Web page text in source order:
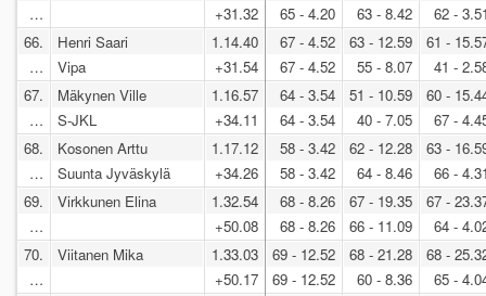
…
+31.32
65 - 4.20
63 - 8.42
62 -
66.
…
Henri Saari
Vipa
1.14.40
+31.54
67 - 4.52
67 - 4.52
63 - 12.59
55 - 8.07
61 -
41 -
67.
…
Mäkynen Ville
S-JKL
1.16.57
+34.11
64 - 3.54
64 - 3.54
51 - 10.59
40 - 7.05
60 -
67 -
68.
…
Kosonen Arttu
Suunta Jyväskylä
1.17.12
+34.26
58 - 3.42
58 - 3.42
62 - 12.28
64 - 8.46
63 -
66 -
69.
…
Virkkunen Elina
1.32.54
+50.08
68 - 8.26
68 - 8.26
67 - 19.35
66 - 11.09
67 -
64 -
70.
…
Viitanen Mika
1.33.03
+50.17
69 - 12.52
69 - 12.52
68 - 21.28
60 - 8.36
68 -
65 -